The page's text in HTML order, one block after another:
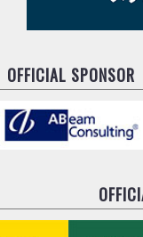
OFFICIAL SPONSOR